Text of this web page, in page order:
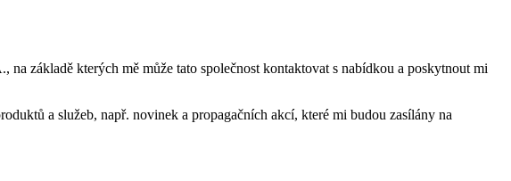
základě kterých mě může tato společnost kontaktovat s nabídkou a poskytnout mi
a služeb, např. novinek a propagačních akcí, které mi budou zasílány na